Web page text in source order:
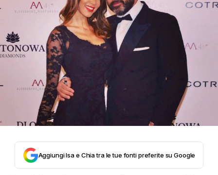
Aggiungi Isa e Chia tra le tue fonti preferite su Google